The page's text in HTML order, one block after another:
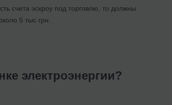
счета эскроу под торговлю, то должны
5 тыс грн.
электроэнергии?